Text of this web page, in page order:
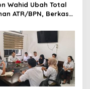
Wahid Ubah Total
ATR/BPN, Berkas
Maksimal 10 Hari